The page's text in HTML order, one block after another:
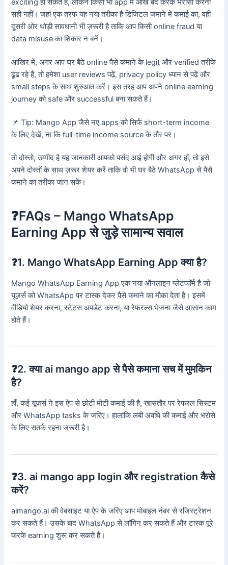
exciting हो सकते हैं, लेकिन किसी भी app में आँख बंद करके भरोसा करना
सही नहीं। जहां एक तरफ यह नया तरीका है डिजिटल जमाने में कमाई का, वहीं
दूसरी ओर थोड़ी सावधानी भी ज़रूरी है ताकि आप किसी online fraud या
data misuse का शिकार न बनें।
आखिर में, अगर आप घर बैठे online पैसे कमाने के legit और verified तरीके
ढूंढ रहे हैं, तो हमेशा user reviews पढ़ें, privacy policy ध्यान से पढ़ें और
small steps के साथ शुरुआत करें। इस तरह आप अपने online earning
journey को safe और successful बना सकते हैं।
📌 Tip: Mango App जैसे नए apps को सिर्फ short-term income
के लिए देखें, ना कि full-time income source के तौर पर।
तो दोस्तो, उम्मीद है यह जानकारी आपको पसंद आई होगी और अगर हाँ, तो इसे
अपने दोस्तों के साथ ज़रूर शेयर करें ताकि वो भी घर बैठे WhatsApp से पैसे
कमाने का तरीका जान सकें।
❓FAQs – Mango WhatsApp
Earning App से जुड़े सामान्य सवाल
❓1. Mango WhatsApp Earning App क्या है?
Mango WhatsApp Earning App एक नया ऑनलाइन प्लेटफॉर्म है जो
यूज़र्स को WhatsApp पर टास्क देकर पैसे कमाने का मौका देता है। इसमें
वीडियो शेयर करना, स्टेटस अपडेट करना, या रेफरल्स भेजना जैसे आसान काम
होते हैं।
❓2. क्या ai mango app से पैसे कमाना सच में मुमकिन
है?
हाँ, कई यूज़र्स ने इस ऐप से छोटी मोटी कमाई की है, खासतौर पर रेफरल सिस्टम
और WhatsApp tasks के जरिए। हालांकि लंबी अवधि की कमाई और भरोसे
के लिए सतर्क रहना जरूरी है।
❓3. ai mango app login और registration कैसे
करें?
aimango.ai की वेबसाइट या ऐप के जरिए आप मोबाइल नंबर से रजिस्ट्रेशन
कर सकते हैं। उसके बाद WhatsApp से लॉगिन कर सकते हैं और टास्क पूरे
करके earning शुरू कर सकते हैं।